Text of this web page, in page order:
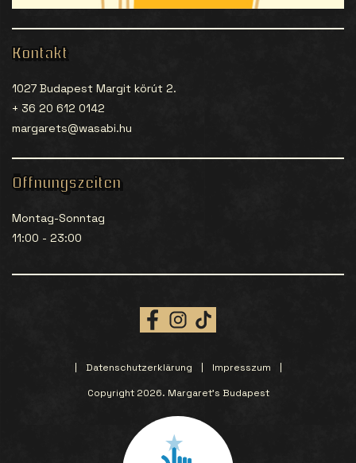
Kontakt
1027 Budapest Margit körút 2.
+ 36 20 612 0142
margarets@wasabi.hu
Öffnungszeiten
Montag-Sonntag
11:00 - 23:00
Datenschutzerklärung
Impresszum
Copyright 2026. Margaret’s Budapest